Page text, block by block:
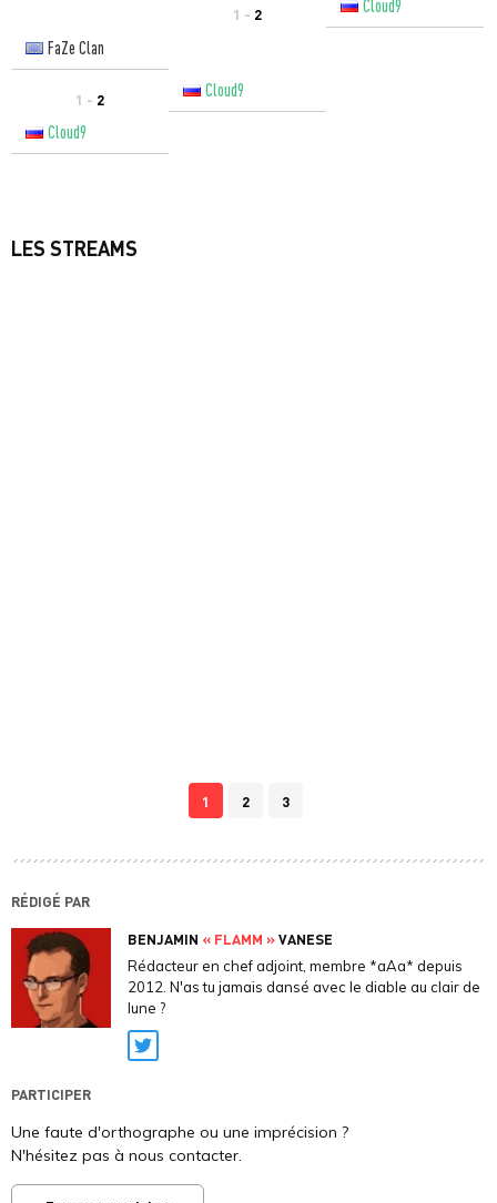
1 - 2
Cloud9
FaZe Clan
1 - 2
Cloud9
Cloud9
LES STREAMS
1 2 3
RÉDIGÉ PAR
BENJAMIN « FLAMM »VANESE
Rédacteur en chef adjoint, membre *aAa* depuis
2012. N'as tu jamais dansé avec le diable au clair de
lune ?
Twitter
PARTICIPER
Une faute d'orthographe ou une imprécision ?
N'hésitez pas à nous contacter.